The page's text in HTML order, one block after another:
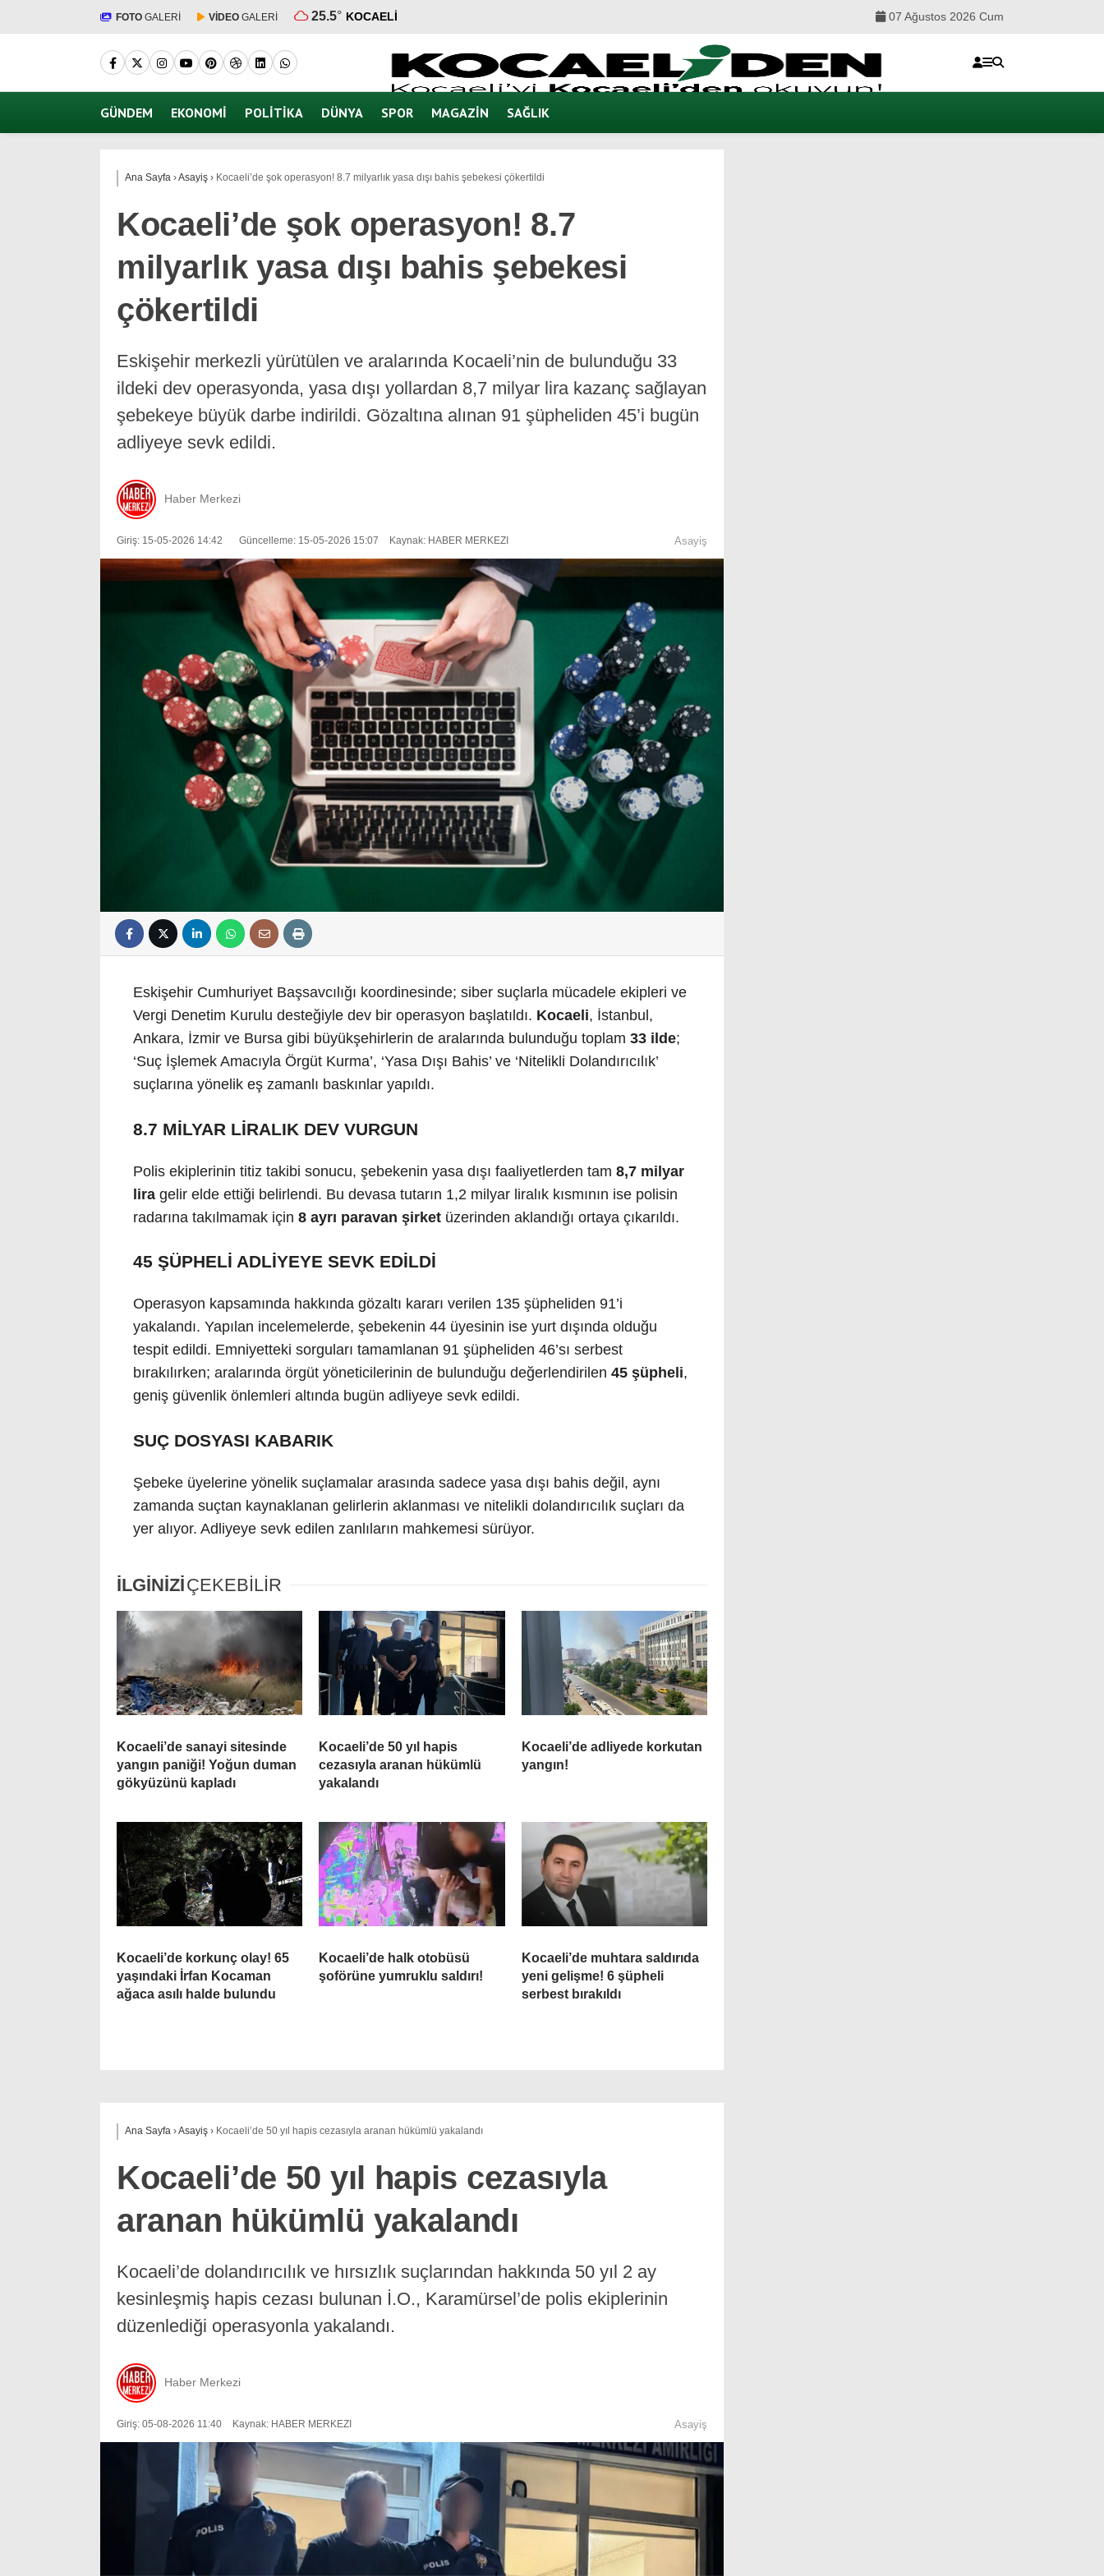
FOTO GALERİ VİDEO GALERİ 25.5° KOCAELI 07 Ağustos 2026 Cum
GÜNDEM EKONOMI POLITIKA DÜNYA SPOR MAGAZIN SAĞLIK
Ana Sayfa ›Asayiş › Kocaeli’de şok operasyon! 8.7 milyarlık yasa dışı bahis şebekesi çökertildi
Kocaeli’de şok operasyon! 8.7
milyarlık yasa dışı bahis şebekesi
çökertildi
Eskişehir merkezli yürütülen ve aralarında Kocaeli’nin de bulunduğu 33
ildeki dev operasyonda, yasa dışı yollardan 8,7 milyar lira kazanç sağlayan
şebekeye büyük darbe indirildi. Gözaltına alınan 91 şüpheliden 45’i bugün
adliyeye sevk edildi.
Haber Merkezi
Giriş: 15-05-2026 14:42 Güncelleme: 15-05-2026 15:07 Kaynak: HABER MERKEZI Asayiş
Eskişehir Cumhuriyet Başsavcılığı koordinesinde; siber suçlarla mücadele ekipleri ve
Vergi Denetim Kurulu desteğiyle dev bir operasyon başlatıldı. Kocaeli, İstanbul,
Ankara, İzmir ve Bursa gibi büyükşehirlerin de aralarında bulunduğu toplam 33 ilde;
‘Suç İşlemek Amacıyla Örgüt Kurma’, ‘Yasa Dışı Bahis’ ve ‘Nitelikli Dolandırıcılık’
suçlarına yönelik eş zamanlı baskınlar yapıldı.
8.7 MİLYAR LİRALIK DEV VURGUN
Polis ekiplerinin titiz takibi sonucu, şebekenin yasa dışı faaliyetlerden tam 8,7 milyar
lira gelir elde ettiği belirlendi. Bu devasa tutarın 1,2 milyar liralık kısmının ise polisin
radarına takılmamak için 8 ayrı paravan şirket üzerinden aklandığı ortaya çıkarıldı.
45 ŞÜPHELİ ADLİYEYE SEVK EDİLDİ
Operasyon kapsamında hakkında gözaltı kararı verilen 135 şüpheliden 91’i
yakalandı. Yapılan incelemelerde, şebekenin 44 üyesinin ise yurt dışında olduğu
tespit edildi. Emniyetteki sorguları tamamlanan 91 şüpheliden 46’sı serbest
bırakılırken; aralarında örgüt yöneticilerinin de bulunduğu değerlendirilen 45 şüpheli,
geniş güvenlik önlemleri altında bugün adliyeye sevk edildi.
SUÇ DOSYASI KABARIK
Şebeke üyelerine yönelik suçlamalar arasında sadece yasa dışı bahis değil, aynı
zamanda suçtan kaynaklanan gelirlerin aklanması ve nitelikli dolandırıcılık suçları da
yer alıyor. Adliyeye sevk edilen zanlıların mahkemesi sürüyor.
İLGİNİZİÇEKEBİLİR
Kocaeli’de sanayi sitesinde
yangın paniği! Yoğun duman
gökyüzünü kapladı
Kocaeli’de 50 yıl hapis
cezasıyla aranan hükümlü
yakalandı
Kocaeli’de adliyede korkutan
yangın!
Kocaeli’de korkunç olay! 65
yaşındaki İrfan Kocaman
ağaca asılı halde bulundu
Kocaeli’de halk otobüsü
şoförüne yumruklu saldırı!
Kocaeli’de muhtara saldırıda
yeni gelişme! 6 şüpheli
serbest bırakıldı
Ana Sayfa ›Asayiş › Kocaeli’de 50 yıl hapis cezasıyla aranan hükümlü yakalandı
Kocaeli’de 50 yıl hapis cezasıyla
aranan hükümlü yakalandı
Kocaeli’de dolandırıcılık ve hırsızlık suçlarından hakkında 50 yıl 2 ay
kesinleşmiş hapis cezası bulunan İ.O., Karamürsel’de polis ekiplerinin
düzenlediği operasyonla yakalandı.
Haber Merkezi
Giriş: 05-08-2026 11:40 Kaynak: HABER MERKEZI Asayiş